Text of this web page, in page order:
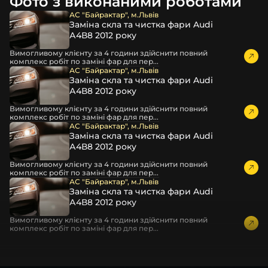
пошкодження товару внаслідок механічних впливів під
час транспортування поштою.
Детальніше про доставку…
Комплектація товару виробника та зовнішній вигляд
товару можуть відрізнятися від фотографій,
представлених на сайті.
Якщо ви шукаєте такі послуги, як заміна скла фари,
розпакування та перепакування фар, відновлення та
ремонт фар, заміна лінз Xenon LED BI-LED, ремонт скла,
корпусу та кріплення фари, налаштування світла,
коригування, діагностика та полірування фари, наші
партнерські сервіси готові надати допомогу по всій
Україні.
Ми опанували мистецтво автосвітла, і це підтвердять
тисячі задоволених клієнтів. Розмаїття вибору, постійна
наявність на складі, свіжі поступлення, доступна ціна,
швидке доставлення та висока якість товарів!
АС "Байрактар", м.Львів
Заміна скла та чистка фари Audi
А4В8 2012 року
Вимогливому клієнту за 4 години здійснити повний
комплекс робіт по заміні фар для пер...
АС "Байрактар", м.Львів
Заміна скла та чистка фари Audi
А4В8 2012 року
Вимогливому клієнту за 4 години здійснити повний
комплекс робіт по заміні фар для пер...
АС "Байрактар", м.Львів
Заміна скла та чистка фари Audi
А4В8 2012 року
Вимогливому клієнту за 4 години здійснити повний
комплекс робіт по заміні фар для пер...
АС "Байрактар", м.Львів
Заміна скла та чистка фари Audi
А4В8 2012 року
Вимогливому клієнту за 4 години здійснити повний
комплекс робіт по заміні фар для пер...